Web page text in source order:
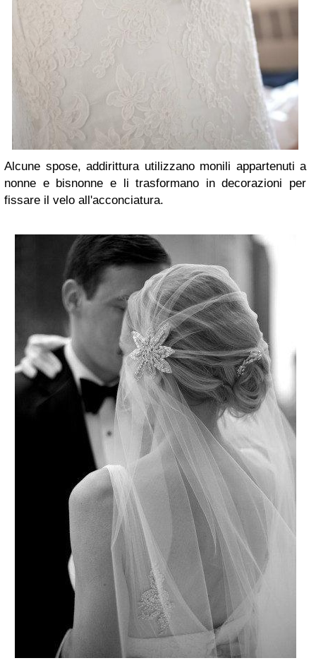
Alcune spose, addirittura utilizzano monili appartenuti a
nonne e bisnonne e li trasformano in decorazioni per
fissare il velo all'acconciatura.